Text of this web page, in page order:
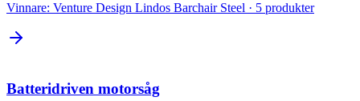
Vinnare: Venture Design Lindos Barchair Steel · 5 produkter
Batteridriven motorsåg